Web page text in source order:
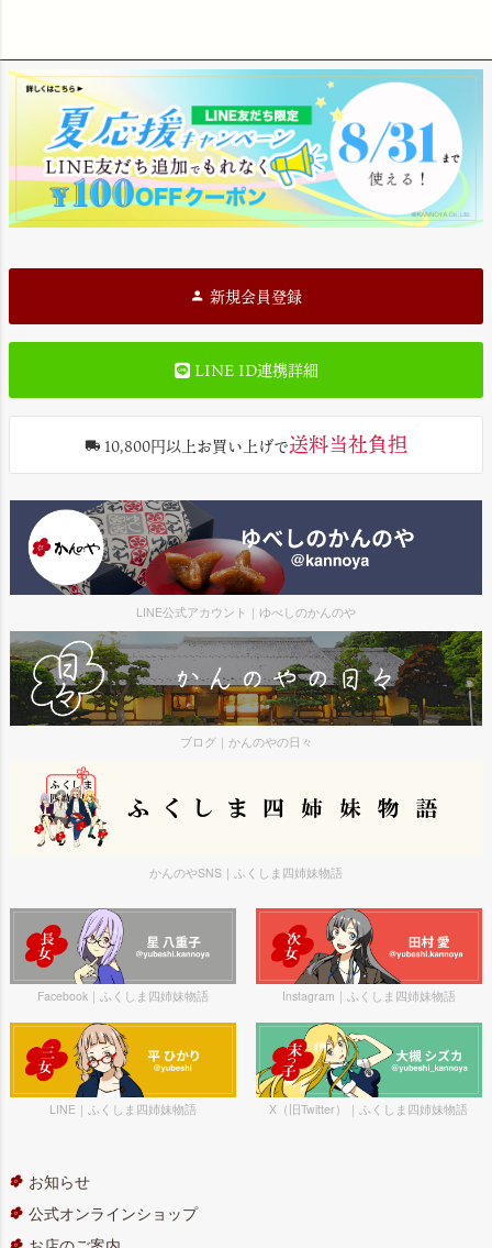
新規会員登録
LINE ID連携詳細
10,800円以上お買い上げで送料当社負担
LINE公式アカウント｜ゆべしのかんのや
ブログ｜かんのやの日々
かんのやSNS｜ふくしま四姉妹物語
Facebook｜ふくしま四姉妹物語 Instagram｜ふくしま四姉妹物語
LINE｜ふくしま四姉妹物語 X（旧Twitter）｜ふくしま四姉妹物語
お知らせ
公式オンラインショップ